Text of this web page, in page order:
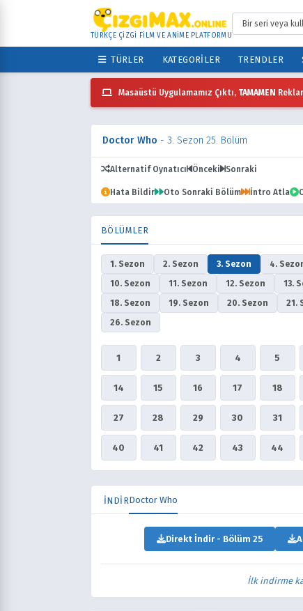
TÜRKÇE ÇİZGİ FİLM VE ANİME PLATFORMU
TÜRLER KATEGORILER TRENDLER
Masaüstü Uygulamamız Çıktı, TAMAMEN
Doctor Who - 3. Sezon 25. Bölüm
Alternatif Oynatıcı Önceki Sonraki
Hata Bildir Oto Sonraki Bölüm İntro Atla
BÖLÜMLER
1. Sezon 2. Sezon 3. Sezon 4.
10. Sezon
11. Sezon 12. Sezon 13.
18. Sezon
19. Sezon 20. Sezon 21.
26. Sezon
1 2 3 4 5
14 15 16 17 18
27 28 29 30 31
40 41 42 43 44
İNDİRDoctor Who
Direkt İndir - Bölüm 25
İlk indirme